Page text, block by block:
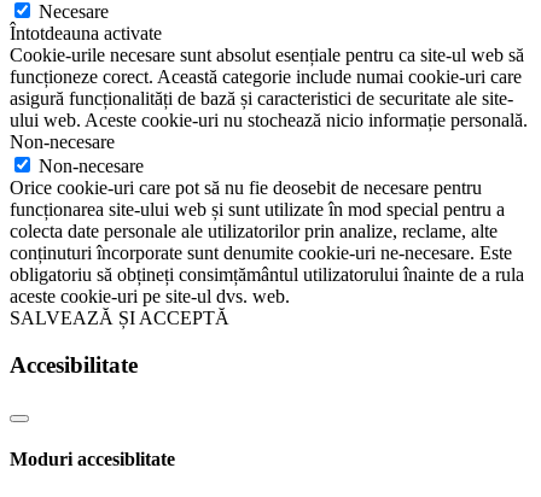
Necesare
Întotdeauna activate
Cookie-urile necesare sunt absolut esențiale pentru ca site-ul web să
funcționeze corect. Această categorie include numai cookie-uri care
asigură funcționalități de bază și caracteristici de securitate ale site-
ului web. Aceste cookie-uri nu stochează nicio informație personală.
Non-necesare
Non-necesare
Orice cookie-uri care pot să nu fie deosebit de necesare pentru
funcționarea site-ului web și sunt utilizate în mod special pentru a
colecta date personale ale utilizatorilor prin analize, reclame, alte
conținuturi încorporate sunt denumite cookie-uri ne-necesare. Este
obligatoriu să obțineți consimțământul utilizatorului înainte de a rula
aceste cookie-uri pe site-ul dvs. web.
SALVEAZĂ ȘI ACCEPTĂ
Accesibilitate
Moduri accesiblitate